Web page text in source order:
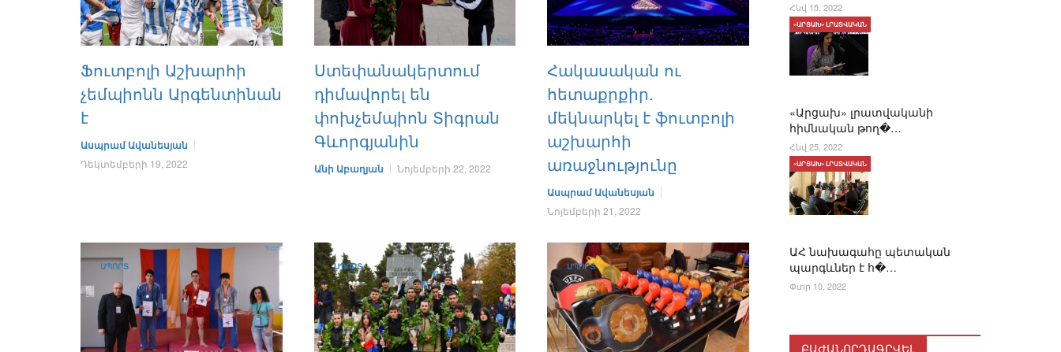
Ֆուտբոլի Աշխարհի
չեմպիոնն Արգենտինան
է
Ասպրամ Ավանեսյան
Դեկտեմբերի 19, 2022
Ստեփանակերտում
դիմավորել են
փոխչեմպիոն Տիգրան
Գևորգյանին
Անի Աբաղյան Նոյեմբերի 22, 2022
Հակասական ու
հետաքրքիր.
մեկնարկել է ֆուտբոլի
աշխարհի
առաջնությունը
Ասպրամ Ավանեսյան
Նոյեմբերի 21, 2022
ՍՊՈՐՏ ՍՊՈՐՏ ՍՊՈՐՏ
Հնվ 15, 2022
«Արցախ» լրատվականի
հիմնական թող�…
«ԱՐՑԱԽ» ԼՐԱՏՎԱԿԱՆ
Հնվ 25, 2022
ԱՀ նախագահը պետական
պարգևներ է հ�…
«ԱՐՑԱԽ» ԼՐԱՏՎԱԿԱՆ
Փտր 10, 2022
ԲԱԺԱՆՈՐԴԱԳՐՎԵԼ